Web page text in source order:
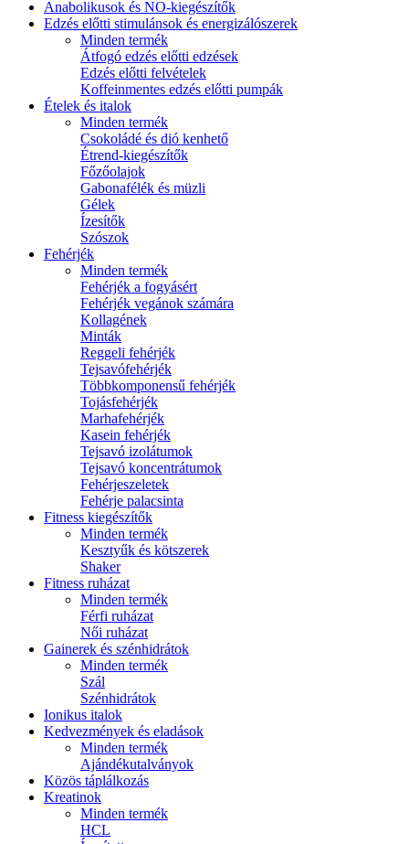
Anabolikusok és NO-kiegészítők
Edzés előtti stimulánsok és energizálószerek
Minden termék
Átfogó edzés előtti edzések
Edzés előtti felvételek
Koffeinmentes edzés előtti pumpák
Ételek és italok
Minden termék
Csokoládé és dió kenhető
Étrend-kiegészítők
Főzőolajok
Gabonafélék és müzli
Gélek
Ízesítők
Szószok
Fehérjék
Minden termék
Fehérjék a fogyásért
Fehérjék vegánok számára
Kollagének
Minták
Reggeli fehérjék
Tejsavófehérjék
Többkomponensű fehérjék
Tojásfehérjék
Marhafehérjék
Kasein fehérjék
Tejsavó izolátumok
Tejsavó koncentrátumok
Fehérjeszeletek
Fehérje palacsinta
Fitness kiegészítők
Minden termék
Kesztyűk és kötszerek
Shaker
Fitness ruházat
Minden termék
Férfi ruházat
Női ruházat
Gainerek és szénhidrátok
Minden termék
Szál
Szénhidrátok
Ionikus italok
Kedvezmények és eladások
Minden termék
Ajándékutalványok
Közös táplálkozás
Kreatinok
Minden termék
HCL